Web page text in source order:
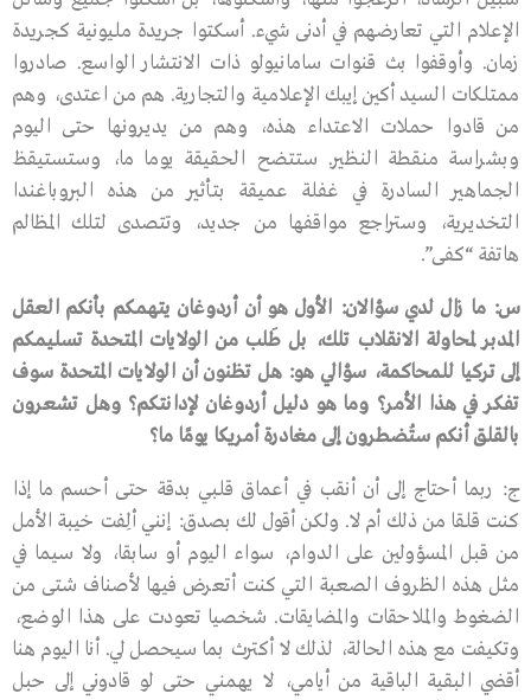
الإعلام التي تعارضهم في أدنى شيء. أسكتوا جريدة مليونية كجريدة
زمان. وأوقفوا بث قنوات سامانيولو ذات الانتشار الواسع. صادروا
ممتلكات السيد أكين إيبك الإعلامية والتجارية. هم من اعتدى، وهم
من قادوا حملات الاعتداء هذه، وهم من يديرونها حتى اليوم
وبشراسة منقطة النظير. ستتضح الحقيقة يوما ما، وستستيقظ
الجماهير السادرة في غفلة عميقة بتأثير من هذه البروباغندا
التخديرية، وستراجع مواقفها من جديد، وتتصدى لتلك المظالم
هاتفة “كفى”.
س:ما زال لدي سؤالان: الأول هو أن أردوغان يتهمكم بأنكم العقل
المدبر لمحاولة الانقلاب تلك، بل طَلب من الولايات المتحدة تسليمكم
إلى تركيا للمحاكمة، سؤالي هو:هل تظنون أن الولايات المتحدة سوف
تفكر في هذا الأمر؟ وما هو دليل أردوغان لإدانتكم؟ وهل تشعرون
بالقلق أنكم ستُضطرون إلى مغادرة أمريكا يومًا ما؟
ج: ربما أحتاج إلى أن أنقب في أعماق قلبي بدقة حتى أحسم ما إذا
كنت قلقا من ذلك أم لا. ولكن أقول لك بصدق: إنني ألِفت خيبة الأمل
من قبل المسؤولين على الدوام، سواء اليوم أو سابقا، ولا سيما في
مثل هذه الظروف الصعبة التي كنت أتعرض فيها لأصناف شتى من
الضغوط والملاحقات والمضايقات. شخصيا تعودت على هذا الوضع،
وتكيفت مع هذه الحالة، لذلك لا أكترث بما سيحصل لي. أنا اليوم هنا
أقضي البقية الباقية من أيامي، لا يهمني حتى لو قادوني إلى حبل